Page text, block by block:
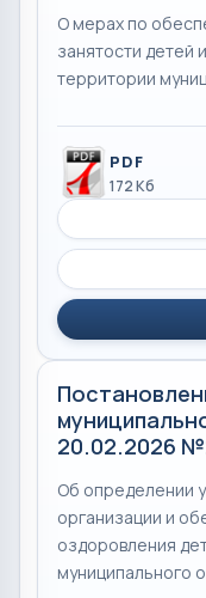
О мерах по
занятости детей
территории
PDF
172 Кб
20.02.2026
Об определении
организации и
оздоровления
муниципального